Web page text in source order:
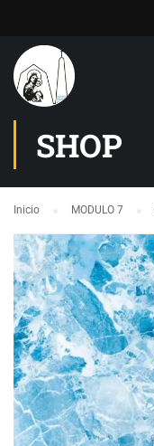
SHOP
Inicio MODULO 7